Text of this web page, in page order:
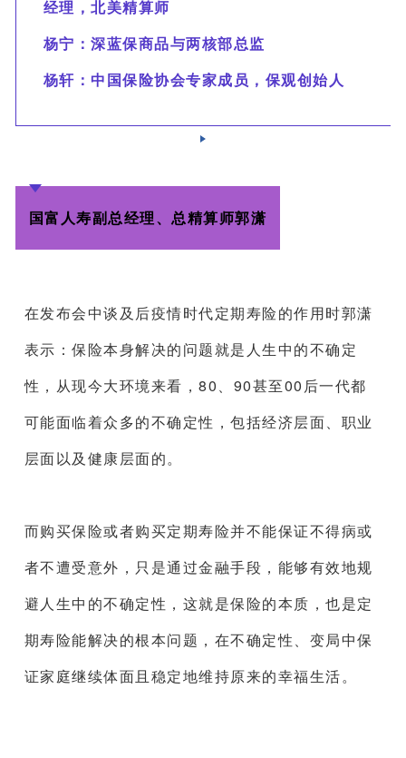
经理，北美精算师
杨宁：深蓝保商品与两核部总监
杨轩：中国保险协会专家成员，保观创始人
国富人寿副总经理、总精算师郭潇
在发布会中谈及后疫情时代定期寿险的作用时郭潇
表示：保险本身解决的问题就是人生中的不确定
性，从现今大环境来看，80、90甚至00后一代都
可能面临着众多的不确定性，包括经济层面、职业
层面以及健康层面的。
而购买保险或者购买定期寿险并不能保证不得病或
者不遭受意外，只是通过金融手段，能够有效地规
避人生中的不确定性，这就是保险的本质，也是定
期寿险能解决的根本问题，在不确定性、变局中保
证家庭继续体面且稳定地维持原来的幸福生活。